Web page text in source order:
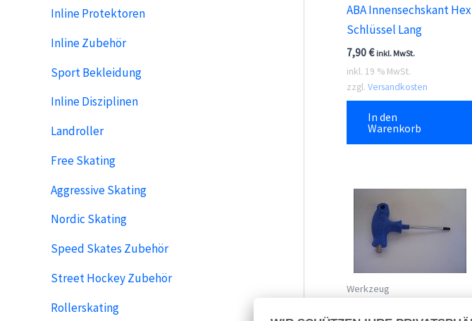
Inline Protektoren
Inline Zubehör
Sport Bekleidung
Inline Disziplinen
Landroller
Free Skating
Aggressive Skating
Nordic Skating
Speed Skates Zubehör
Street Hockey Zubehör
Rollerskating
ABA Innensechskant Hex
Schlüssel Lang
7,90€ inkl. MwSt.
inkl. 19 % MwSt.
zzgl. Versandkosten
In den
Warenkorb
Werkzeug